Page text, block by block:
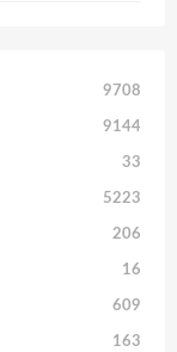
9708
9144
33
5223
206
16
609
163